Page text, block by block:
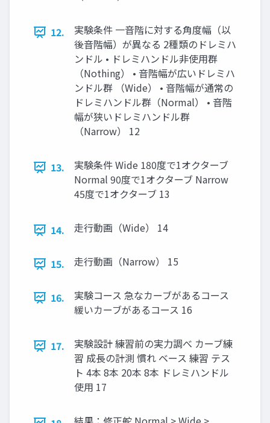
12.
実験条件 ⼀⾳階に対する⾓度幅（以
後⾳階幅）が異なる 2種類のドレミハ
ンドル • ドレミハンドル⾮使⽤群
（Nothing） • ⾳階幅が広いドレミハ
ンドル群 （Wide） • ⾳階幅が通常の
ドレミハンドル群（Normal） • ⾳階
幅が狭いドレミハンドル群
（Narrow） 12
13.
実験条件 Wide 180度で1オクターブ
Normal 90度で1オクターブ Narrow
45度で1オクターブ 13
14. ⾛⾏動画（Wide） 14
15. ⾛⾏動画（Narrow） 15
16.
実験コース 急なカーブがあるコース
緩いカーブがあるコース 16
17.
実験設計 練習前の実⼒調べ カーブ練
習 成⻑の計測 慣れ ベース 練習 テス
ト 4本 8本 20本 8本 ドレミハンドル
使⽤ 17